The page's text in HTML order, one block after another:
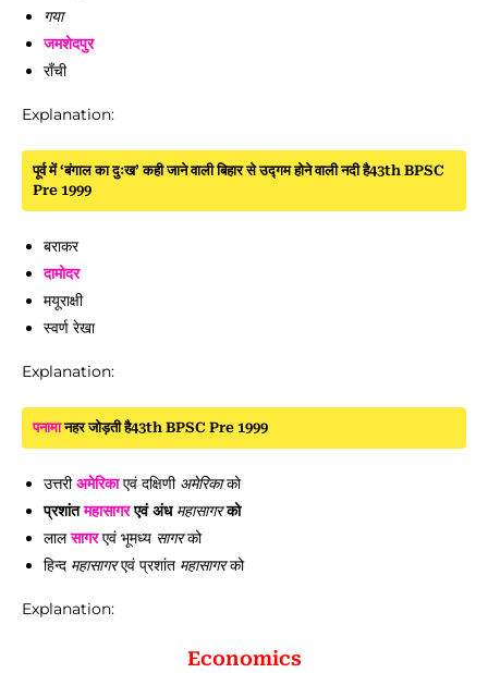
गया
जमशेदपुर
राँची
Explanation:
पूर्व में ‘बंगाल का दुःख’ कही जाने वाली बिहार से उद्गम होने वाली नदी है43th BPSC
Pre 1999
बराकर
दामोदर
मयूराक्षी
स्वर्ण रेखा
Explanation:
पनामानहर जोड़ती है43th BPSC Pre 1999
उत्तरीअमेरिकाएवं दक्षिणी अमेरिकाको
प्रशांतमहासागरएवं अंध महासागरको
लालसागरएवं भूमध्य सागरको
हिन्द महासागरएवं प्रशांत महासागरको
Explanation:
Economics